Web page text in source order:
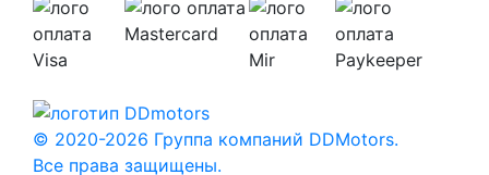
© 2020-2026 Группа компаний DDMotors.
Все права защищены.